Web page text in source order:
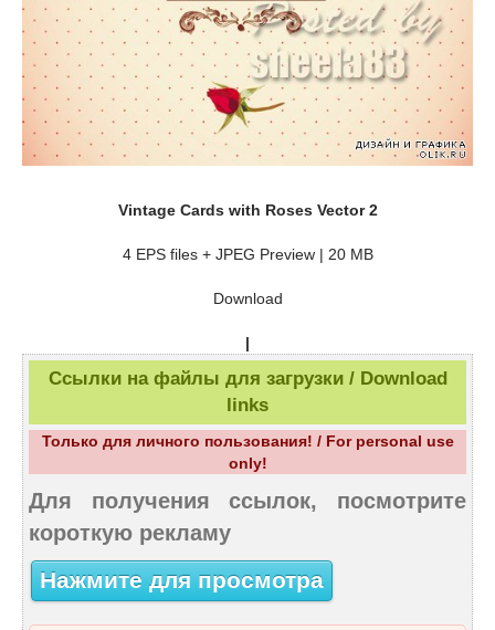
Vintage Cards with Roses Vector 2
4 EPS files + JPEG Preview | 20 MB
Download
|
Ссылки на файлы для загрузки / Download
links
Только для личного пользования! / For personal use
only!
Для получения ссылок, посмотрите
короткую рекламу
Нажмите для просмотра